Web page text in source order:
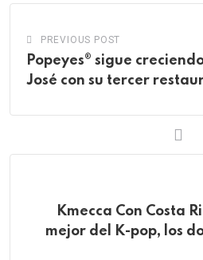
PREVIOUS POST
Popeyes® sigue
José con su tercer
Kmecca Con Costa
mejor del K-pop, los